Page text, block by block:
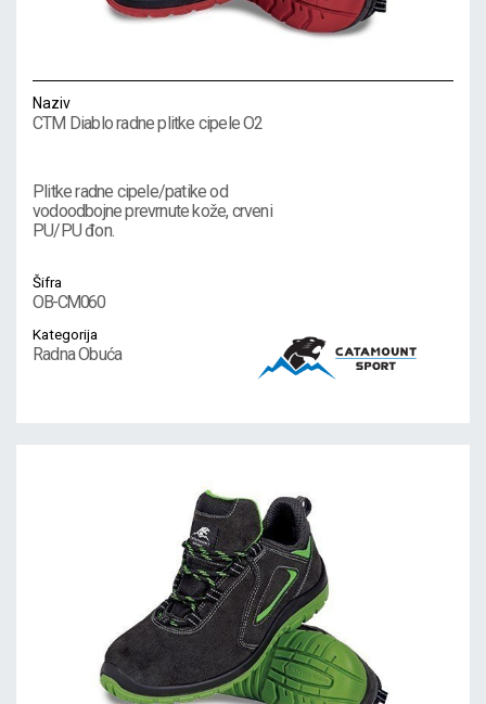
Naziv
CTM Diablo radne plitke cipele O2
Plitke radne cipele/patike od
vodoodbojne prevrnute kože, crveni
PU/PU đon.
Šifra
OB-CM060
Kategorija
Radna Obuća